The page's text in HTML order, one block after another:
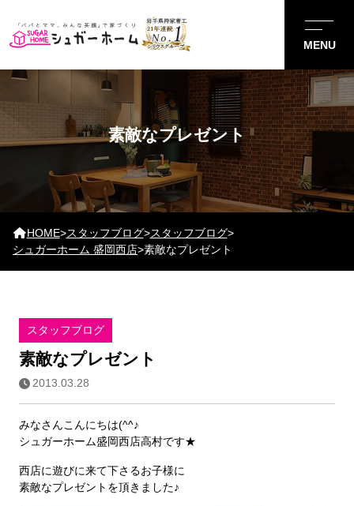
素敵なプレゼント
HOME>スタッフブログ>スタッフブログ>
シュガーホーム 盛岡西店>素敵なプレゼント
スタッフブログ
素敵なプレゼント
2013.03.28
みなさんこんにちは(^^♪
シュガーホーム盛岡西店高村です★
西店に遊びに来て下さるお子様に
素敵なプレゼントを頂きました♪